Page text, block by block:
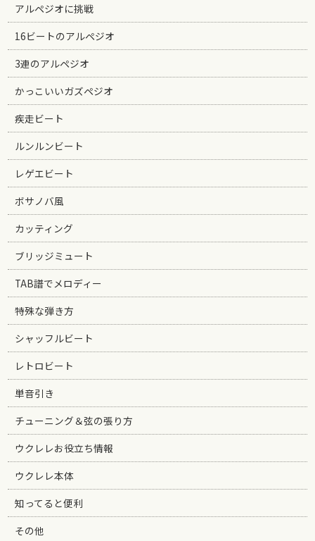
アルペジオに挑戦
16ビートのアルペジオ
3連のアルペジオ
かっこいいガズペジオ
疾走ビート
ルンルンビート
レゲエビート
ボサノバ風
カッティング
ブリッジミュート
TAB譜でメロディー
特殊な弾き方
シャッフルビート
レトロビート
単音引き
チューニング＆弦の張り方
ウクレレお役立ち情報
ウクレレ本体
知ってると便利
その他